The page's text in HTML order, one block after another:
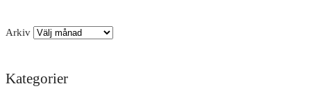
Arkiv
Kategorier